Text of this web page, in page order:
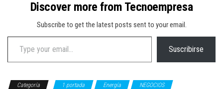
Discover more from Tecnoempresa
Subscribe to get the latest posts sent to your email.
Type your email…
Suscribirse
Categoría 1 portada Energía NEGOCIOS